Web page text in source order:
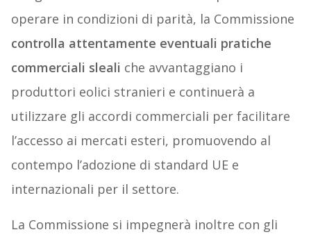
operare in condizioni di parità, la Commissione
controlla attentamente eventuali pratiche
commerciali sleali che avvantaggiano i
produttori eolici stranieri e continuerà a
utilizzare gli accordi commerciali per facilitare
l’accesso ai mercati esteri, promuovendo al
contempo l’adozione di standard UE e
internazionali per il settore.
La Commissione si impegnerà inoltre con gli